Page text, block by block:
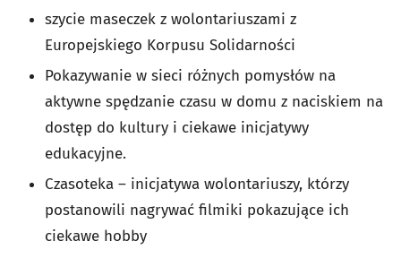
szycie maseczek z wolontariuszami z
Europejskiego Korpusu Solidarności
Pokazywanie w sieci różnych pomysłów na
aktywne spędzanie czasu w domu z naciskiem na
dostęp do kultury i ciekawe inicjatywy
edukacyjne.
Czasoteka – inicjatywa wolontariuszy, którzy
postanowili nagrywać filmiki pokazujące ich
ciekawe hobby